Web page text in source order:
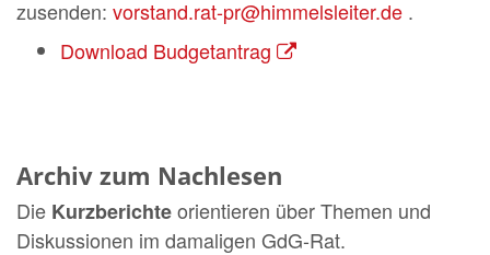
zusenden: vorstand.rat-pr@himmelsleiter.de .
Download Budgetantrag
Archiv zum Nachlesen
Die Kurzberichteorientieren über Themen und
Diskussionen im damaligen GdG-Rat.